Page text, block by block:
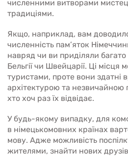
численними витворами
традиціями.
Якщо, наприклад, вам
численність пам’яток
навряд чи ви приділяли
Бельгії чи Швейцарії. Ці
туристами, проте вони здатні
архітектурою та
хто хоч раз їх відвідає.
У будь-якому випадку, для
в німецькомовних країнах
мову. Адже можливість
жителями, знайти нових